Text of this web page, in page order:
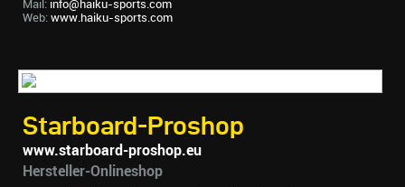
Mail: info@haiku-sports.com
Web: www.haiku-sports.com
Starboard-Proshop
www.starboard-proshop.eu
Hersteller-Onlineshop